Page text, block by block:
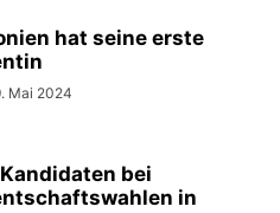
hat seine erste
Mai 2024
bei
in